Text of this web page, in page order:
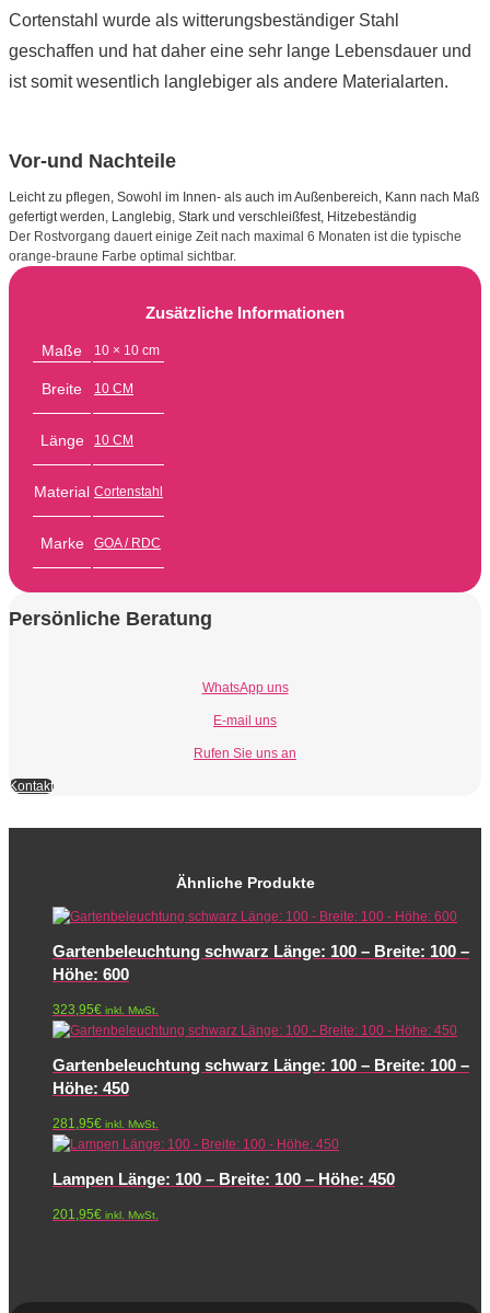
Cortenstahl wurde als witterungsbeständiger Stahl
geschaffen und hat daher eine sehr lange Lebensdauer und
ist somit wesentlich langlebiger als andere Materialarten.
Vor-und Nachteile
Leicht zu pflegen, Sowohl im Innen- als auch im Außenbereich, Kann nach Maß
gefertigt werden, Langlebig, Stark und verschleißfest, Hitzebeständig
Der Rostvorgang dauert einige Zeit nach maximal 6 Monaten ist die typische
orange-braune Farbe optimal sichtbar.
Zusätzliche Informationen
Maße 10 × 10 cm
Breite 10 CM
Länge 10 CM
Material Cortenstahl
Marke GOA / RDC
Persönliche Beratung
WhatsApp uns
E-mail uns
Rufen Sie uns an
Kontakt
Ähnliche Produkte
Gartenbeleuchtung schwarz Länge: 100 – Breite: 100 –
Höhe: 600
323,95€ inkl. MwSt.
Gartenbeleuchtung schwarz Länge: 100 – Breite: 100 –
Höhe: 450
281,95€ inkl. MwSt.
Lampen Länge: 100 – Breite: 100 – Höhe: 450
201,95€ inkl. MwSt.